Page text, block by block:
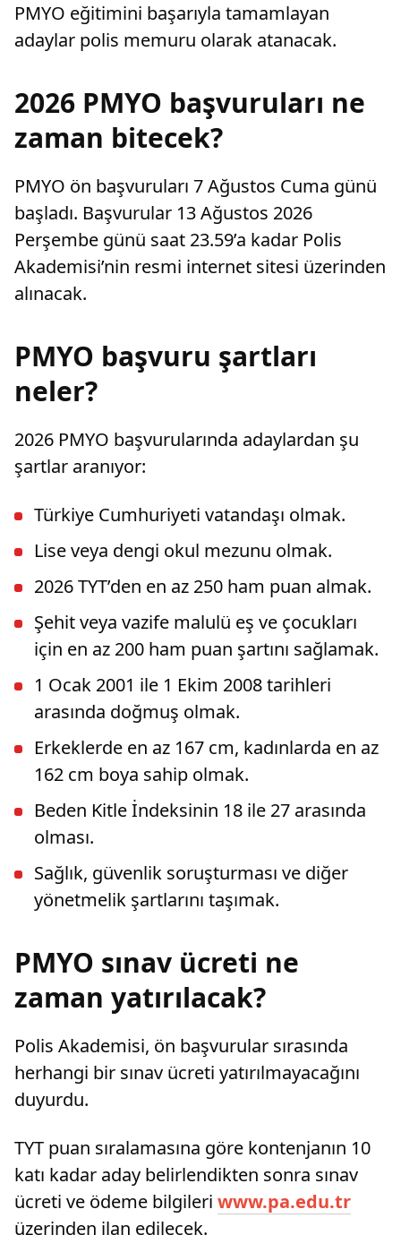
PMYO eğitimini başarıyla tamamlayan
adaylar polis memuru olarak atanacak.
2026 PMYO başvuruları ne
zaman bitecek?
PMYO ön başvuruları 7 Ağustos Cuma günü
başladı. Başvurular 13 Ağustos 2026
Perşembe günü saat 23.59’a kadar Polis
Akademisi’nin resmi internet sitesi üzerinden
alınacak.
PMYO başvuru şartları
neler?
2026 PMYO başvurularında adaylardan şu
şartlar aranıyor:
Türkiye Cumhuriyeti vatandaşı olmak.
Lise veya dengi okul mezunu olmak.
2026 TYT’den en az 250 ham puan almak.
Şehit veya vazife malulü eş ve çocukları
için en az 200 ham puan şartını sağlamak.
1 Ocak 2001 ile 1 Ekim 2008 tarihleri
arasında doğmuş olmak.
Erkeklerde en az 167 cm, kadınlarda en az
162 cm boya sahip olmak.
Beden Kitle İndeksinin 18 ile 27 arasında
olması.
Sağlık, güvenlik soruşturması ve diğer
yönetmelik şartlarını taşımak.
PMYO sınav ücreti ne
zaman yatırılacak?
Polis Akademisi, ön başvurular sırasında
herhangi bir sınav ücreti yatırılmayacağını
duyurdu.
TYT puan sıralamasına göre kontenjanın 10
katı kadar aday belirlendikten sonra sınav
ücreti ve ödeme bilgileri www.pa.edu.tr
üzerinden ilan edilecek.